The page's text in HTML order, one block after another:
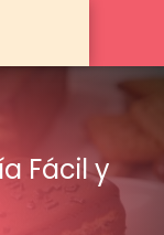
Fácil y